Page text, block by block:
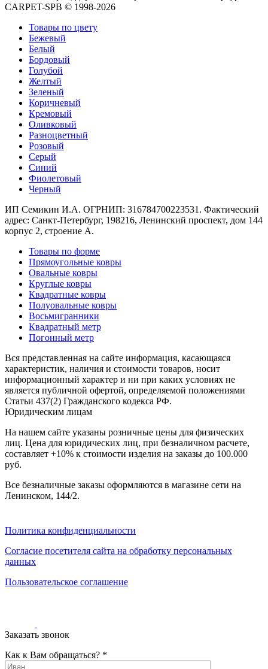
Круглые
Квадратные
Дорожки
Синтетические
ковровые
дорожки
Дорожки
на
резиновой
основе
Ковровые
шерстяные
дорожки
дорожки
Кремлевские
дорожки
Ковролин
в
наличии
Паласы
Как
выбрать
ковер
Доставка
и
Наши
работы
Контакты
+7
812
90-
72
mail@carpet-
spb.ru
звонок
0
CARPET-SPB © 1998-2026
Товары по цвету
Бежевый
Белый
Бордовый
Голубой
Желтый
Зеленый
Коричневый
Кремовый
Оливковый
Разноцветный
Розовый
Серый
Синий
Фиолетовый
Черный
ИП Семикин И.А. ОГРНИП: 316784700223531. Фактический
адрес: Санкт-Петербург, 198216, Ленинский проспект, дом 144
корпус 2, строение А.
Товары по форме
Прямоугольные ковры
Овальные ковры
Круглые ковры
Квадратные ковры
Полуовальные ковры
Восьмигранники
Квадратный метр
Погонный метр
Вся представленная на сайте информация, касающаяся
характеристик, наличия и стоимости товаров, носит
информационный характер и ни при каких условиях не
является публичной офертой, определяемой положениями
Статьи 437(2) Гражданского кодекса РФ.
Юридическим лицам
На нашем сайте указаны розничные цены для физических
лиц. Цена для юридических лиц, при безналичном расчете,
составляет +10% к стоимости изделия на заказы до 100.000
руб.
Все безналичные заказы оформляются в магазине сети на
Ленинском, 144/2.
Политика конфиденциальности
Согласие посетителя сайта на обработку персональных
данных
Пользовательское соглашение
Заказать звонок
Как к Вам обращаться? *